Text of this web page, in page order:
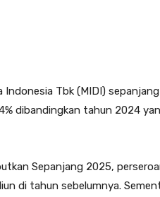
Tbk (MIDI) sepanjang
dibandingkan tahun 2024
Sepanjang 2025,
di tahun sebelumnya.